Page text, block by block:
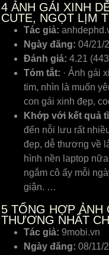
4 ẢNH GÁI XINH
CUTE, NGỌT LỊM
Tác giả:
Ngày đăng: 04/21/
Đánh giá: 4.21
Tóm tắt: · Ảnh gái
tim, nhìn là muốn
con gái xinh đẹp,
Khớp với kết quả
đến nỗi lưu rất
đẹp, dễ thương về
hình nền laptop
ngắm cô ấy mỗi
giận. …
5 TỔNG HỢP ẢNH
THƯƠNG NHẤT
Tác giả: 9mobi.vn
Ngày đăng: 08/11/